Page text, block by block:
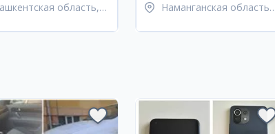
область,
Наманганская область,